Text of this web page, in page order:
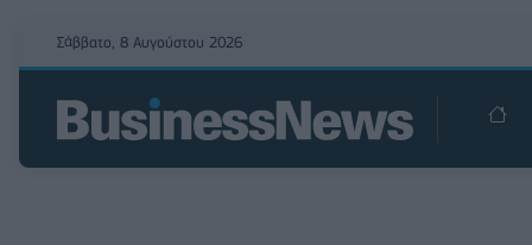
Σάββατο, 8 Αυγούστου 2026